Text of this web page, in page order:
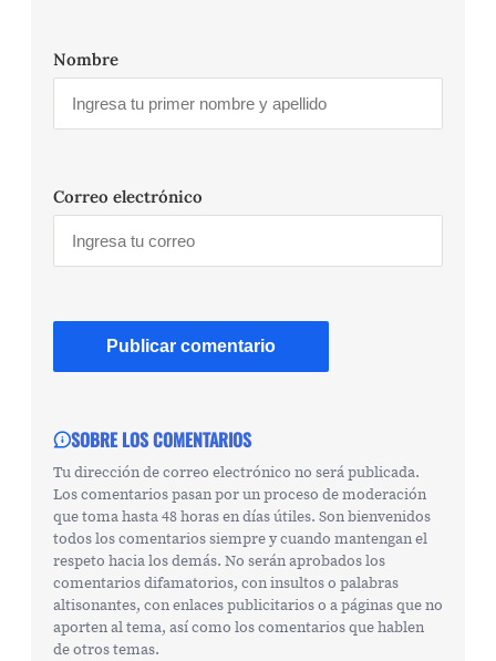
Nombre
Correo electrónico
SOBRE LOS COMENTARIOS
Tu dirección de correo electrónico no será publicada.
Los comentarios pasan por un proceso de moderación
que toma hasta 48 horas en días útiles. Son bienvenidos
todos los comentarios siempre y cuando mantengan el
respeto hacia los demás. No serán aprobados los
comentarios difamatorios, con insultos o palabras
altisonantes, con enlaces publicitarios o a páginas que no
aporten al tema, así como los comentarios que hablen
de otros temas.